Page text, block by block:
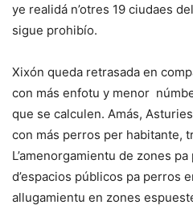
ye realidá n’otres 19 ciudaes
sigue prohibío.
Xixón queda retrasada en
con más enfotu y menor
que se calculen. Amás,
con más perros per habitante,
L’amenorgamientu de zones
d’espacios públicos pa perros
allugamientu en zones